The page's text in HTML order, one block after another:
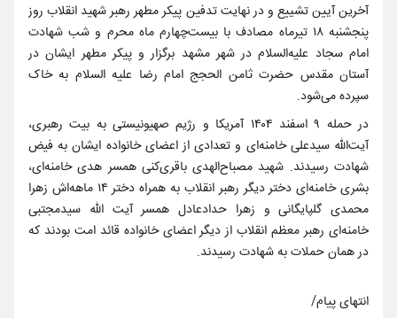
آخرین آیین تشییع و در نهایت تدفین پیکر مطهر رهبر شهید انقلاب روز
پنجشنبه ۱۸ تیرماه مصادف با بیست‌چهارم ماه محرم و شب شهادت
امام سجاد علیه‌السلام در شهر مشهد برگزار و پیکر مطهر ایشان در
آستان مقدس حضرت ثامن الحجج امام رضا علیه السلام به خاک
سپرده می‌شود.
در حمله ۹ اسفند ۱۴۰۴ آمریکا و رژیم صهیونیستی به بیت رهبری،
آیت‌الله سیدعلی خامنه‌ای و تعدادی از اعضای خانواده ایشان به فیض
شهادت رسیدند. شهید مصباح‌الهدی باقری‌کنی همسر هدی خامنه‌ای،
بشری خامنه‌ای دختر دیگر رهبر انقلاب به همراه دختر ۱۴ ماهه‌اش زهرا
محمدی گلپایگانی و زهرا حدادعادل همسر آیت الله سیدمجتبی
خامنه‌ای رهبر معظم انقلاب از دیگر اعضای خانواده قائد امت بودند که
در همان حملات به شهادت رسیدند.
انتهای پیام/